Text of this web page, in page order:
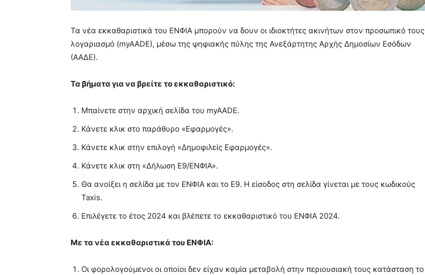
Τα νέα εκκαθαριστικά του ΕΝΦΙΑ μπορούν να δουν οι ιδιοκτήτες ακινήτων στον προσωπικό τους
λογαριασμό (myAADΕ), μέσω της ψηφιακής πύλης της Ανεξάρτητης Αρχής Δημοσίων Εσόδων
(ΑΑΔΕ).
Τα βήματα για να βρείτε το εκκαθαριστικό:
Μπαίνετε στην αρχική σελίδα του myAADE.
Κάνετε κλικ στο παράθυρο «Εφαρμογές».
Κάνετε κλικ στην επιλογή «Δημοφιλείς Εφαρμογές».
Κάνετε κλικ στη «Δήλωση Ε9/ΕΝΦΙΑ».
Θα ανοίξει η σελίδα με τον ΕΝΦΙΑ και το Ε9. Η είσοδος στη σελίδα γίνεται με τους κωδικούς
Taxis.
Επιλέγετε το έτος 2024 και βλέπετε το εκκαθαριστικό του ΕΝΦΙΑ 2024.
Με τα νέα εκκαθαριστικά του ΕΝΦΙΑ:
Οι φορολογούμενοι οι οποίοι δεν είχαν καμία μεταβολή στην περιουσιακή τους κατάσταση το